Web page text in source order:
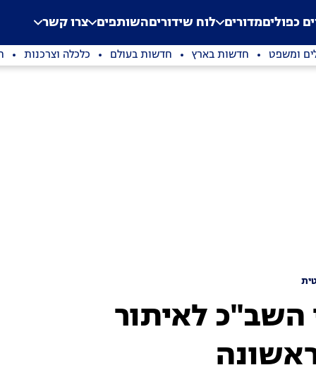
Application error: a
. כפוליםמדורים לוח שידוריםהשותפים צרו קשר
ומשפט חדשות בארץ חדשות בעולם כלכלה וצרכנות
לאיתור